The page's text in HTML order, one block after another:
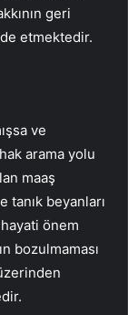
geri
etmektedir.
ve
arama yolu
maaş
tanık beyanları
önem
bozulmaması